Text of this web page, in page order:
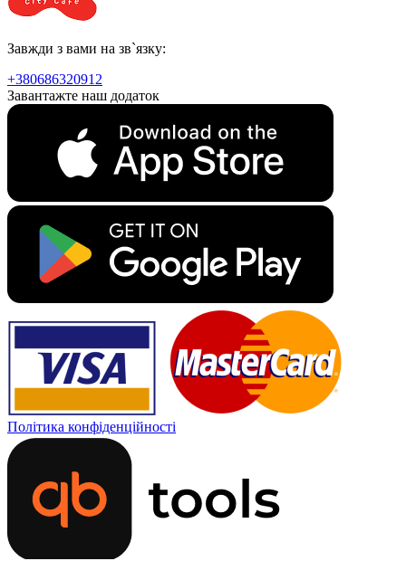
Завжди з вами на зв`язку:
+380686320912
Завантажте наш додаток
Політика конфіденційності